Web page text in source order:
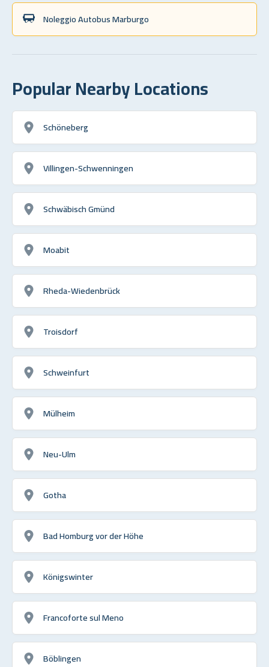
Noleggio Autobus Marburgo
Popular Nearby Locations
Schöneberg
Villingen-Schwenningen
Schwäbisch Gmünd
Moabit
Rheda-Wiedenbrück
Troisdorf
Schweinfurt
Mülheim
Neu-Ulm
Gotha
Bad Homburg vor der Höhe
Königswinter
Francoforte sul Meno
Böblingen